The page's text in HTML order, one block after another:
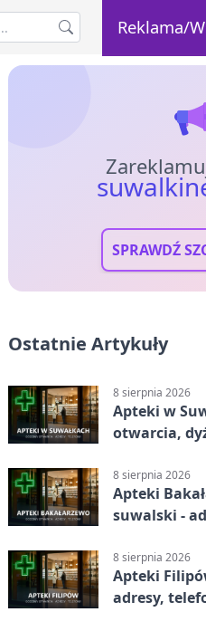
Reklama/
SPRAWDŹ
Ostatnie Artykuły
8 sierpnia 2026
Apteki w
otwarcia,
8 sierpnia 2026
Apteki
suwalski -
8 sierpnia 2026
Apteki
adresy,